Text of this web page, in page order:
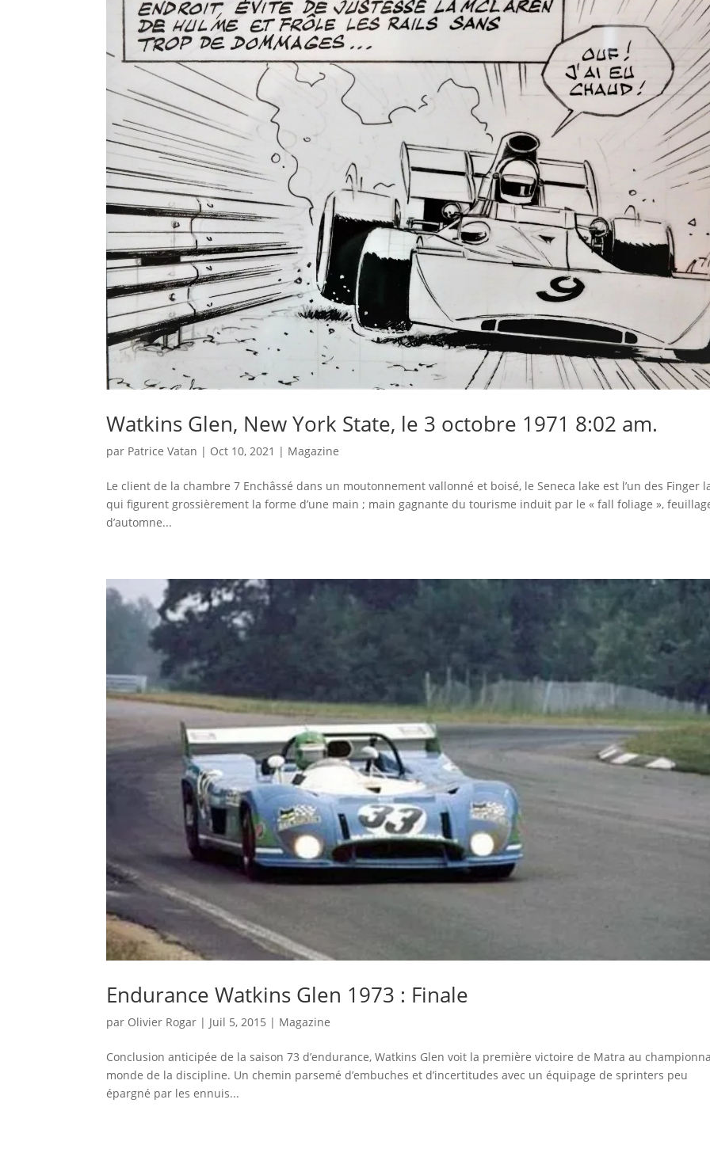
Watkins Glen, New York State, le 3 octobre 1971 8:02 am.
par Patrice Vatan | Oct 10, 2021 | Magazine
Le client de la chambre 7 Enchâssé dans un moutonnement vallonné et boisé, le Seneca lake est l’un des Finger
qui figurent grossièrement la forme d’une main ; main gagnante du tourisme induit par le « fall foliage »,
d’automne...
Endurance Watkins Glen 1973 : Finale
par Olivier Rogar | Juil 5, 2015 | Magazine
Conclusion anticipée de la saison 73 d’endurance, Watkins Glen voit la première victoire de Matra au
monde de la discipline. Un chemin parsemé d’embuches et d’incertitudes avec un équipage de sprinters peu
épargné par les ennuis...